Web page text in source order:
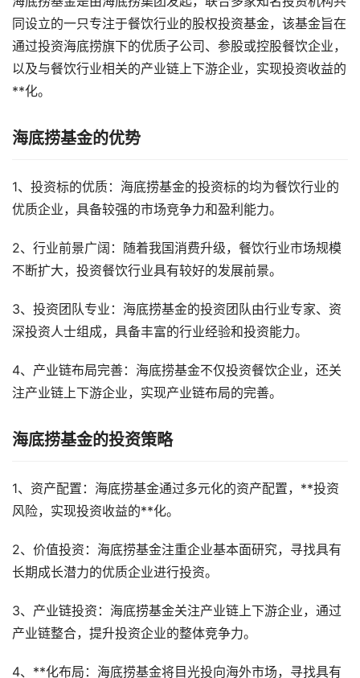
同设立的一只专注于餐饮行业的股权投资基金，该基金旨在
通过投资海底捞旗下的优质子公司、参股或控股餐饮企业，
以及与餐饮行业相关的产业链上下游企业，实现投资收益的
**化。
海底捞基金的优势
1、投资标的优质：海底捞基金的投资标的均为餐饮行业的
优质企业，具备较强的市场竞争力和盈利能力。
2、行业前景广阔：随着我国消费升级，餐饮行业市场规模
不断扩大，投资餐饮行业具有较好的发展前景。
3、投资团队专业：海底捞基金的投资团队由行业专家、资
深投资人士组成，具备丰富的行业经验和投资能力。
4、产业链布局完善：海底捞基金不仅投资餐饮企业，还关
注产业链上下游企业，实现产业链布局的完善。
海底捞基金的投资策略
1、资产配置：海底捞基金通过多元化的资产配置，**投资
风险，实现投资收益的**化。
2、价值投资：海底捞基金注重企业基本面研究，寻找具有
长期成长潜力的优质企业进行投资。
3、产业链投资：海底捞基金关注产业链上下游企业，通过
产业链整合，提升投资企业的整体竞争力。
4、**化布局：海底捞基金将目光投向海外市场，寻找具有